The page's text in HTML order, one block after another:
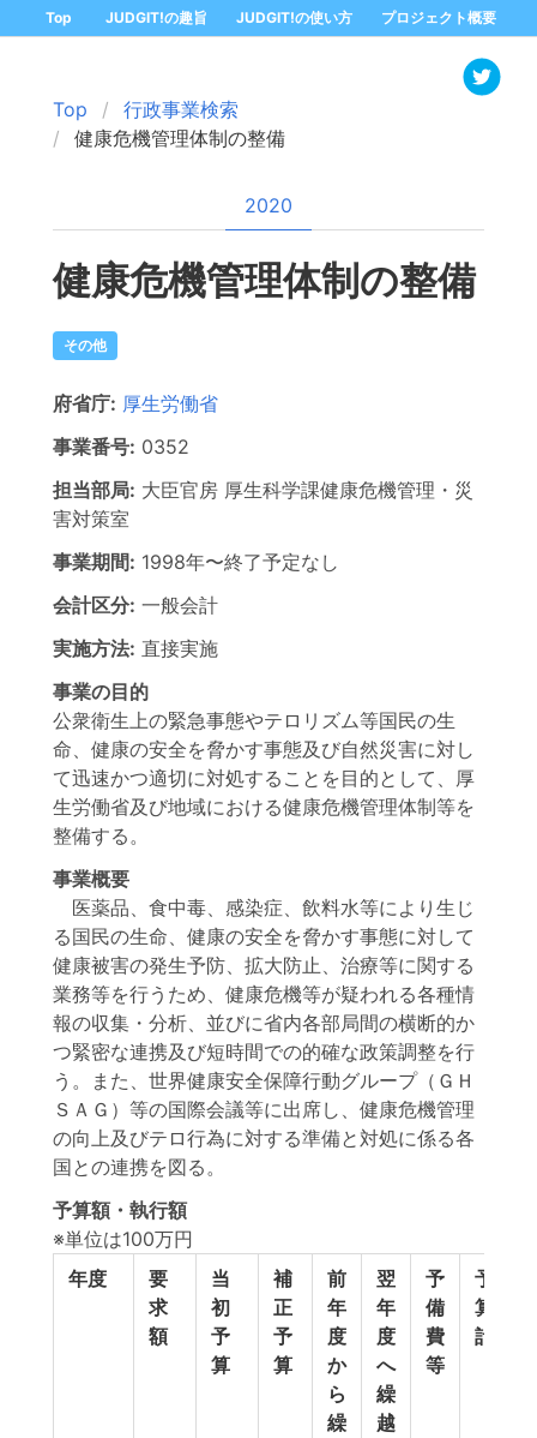
Top JUDGIT!の趣旨 JUDGIT!の使い方 プロジェクト概要
Top
行政事業検索
健康危機管理体制の整備
2020
健康危機管理体制の整備
その他
府省庁: 厚生労働省
事業番号: 0352
担当部局: 大臣官房 厚生科学課健康危機管理・災
害対策室
事業期間: 1998年〜終了予定なし
会計区分: 一般会計
実施方法: 直接実施
事業の目的
公衆衛生上の緊急事態やテロリズム等国民の生
命、健康の安全を脅かす事態及び自然災害に対し
て迅速かつ適切に対処することを目的として、厚
生労働省及び地域における健康危機管理体制等を
整備する。
事業概要
医薬品、食中毒、感染症、飲料水等により生じ
る国民の生命、健康の安全を脅かす事態に対して
健康被害の発生予防、拡大防止、治療等に関する
業務等を行うため、健康危機等が疑われる各種情
報の収集・分析、並びに省内各部局間の横断的か
つ緊密な連携及び短時間での的確な政策調整を行
う。また、世界健康安全保障行動グループ（ＧＨ
ＳＡＧ）等の国際会議等に出席し、健康危機管理
の向上及びテロ行為に対する準備と対処に係る各
国との連携を図る。
予算額・執行額
※単位は100万円
年度
要
求
額
当
初
予
算
補
正
予
算
前
年
度
か
ら
繰
翌
年
度
へ
繰
越
予
備
費
等
予
算
計